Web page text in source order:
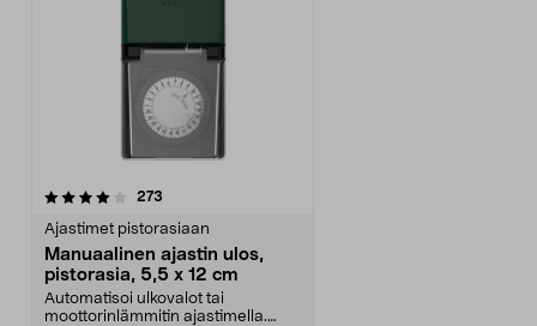
273
Ajastimet pistorasiaan
Manuaalinen ajastin ulos,
pistorasia, 5,5 x 12 cm
Automatisoi ulkovalot tai
moottorinlämmitin ajastimella.